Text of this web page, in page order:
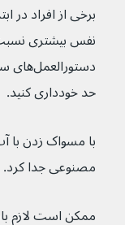
برخی از افراد در
حد خودداری کنید.
مصنوعی جدا کرد.